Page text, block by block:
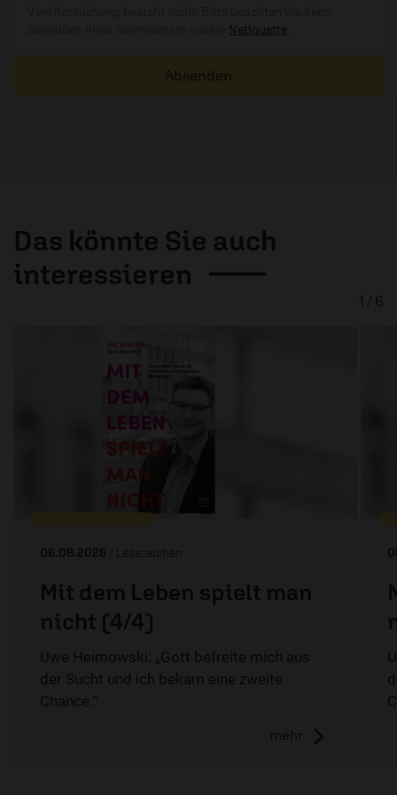
Netiquette
Absenden
Das könnte Sie auch
interessieren
06.08.2026 / Lesezeichen
Mit dem Leben spielt man
nicht (4/4)
Uwe Heimowski: „Gott befreite mich aus
der Sucht und ich bekam eine zweite
Chance.“
mehr
1 / 6